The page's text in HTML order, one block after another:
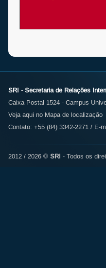
SRI - Secretaria de Relações
Caixa Postal 1524 - Campus
Veja aqui no Mapa de localização
Contato: +55 (84) 3342-2271 / E-
2012 / 2026 © SRI - Todos os